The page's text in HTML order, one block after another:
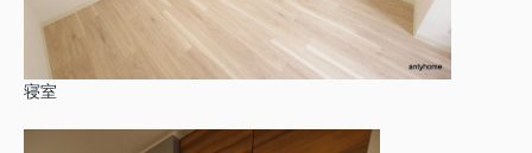
寝室